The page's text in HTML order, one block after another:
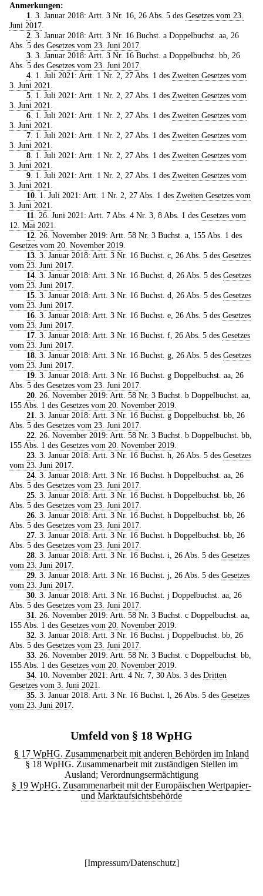
Anmerkungen:
1. 3. Januar 2018: Artt. 3 Nr. 16, 26 Abs. 5 des Gesetzes vom 23.
Juni 2017.
2. 3. Januar 2018: Artt. 3 Nr. 16 Buchst. a Doppelbuchst. aa, 26
Abs. 5 des Gesetzes vom 23. Juni 2017.
3. 3. Januar 2018: Artt. 3 Nr. 16 Buchst. a Doppelbuchst. bb, 26
Abs. 5 des Gesetzes vom 23. Juni 2017.
4. 1. Juli 2021: Artt. 1 Nr. 2, 27 Abs. 1 des Zweiten Gesetzes vom
3. Juni 2021.
5. 1. Juli 2021: Artt. 1 Nr. 2, 27 Abs. 1 des Zweiten Gesetzes vom
3. Juni 2021.
6. 1. Juli 2021: Artt. 1 Nr. 2, 27 Abs. 1 des Zweiten Gesetzes vom
3. Juni 2021.
7. 1. Juli 2021: Artt. 1 Nr. 2, 27 Abs. 1 des Zweiten Gesetzes vom
3. Juni 2021.
8. 1. Juli 2021: Artt. 1 Nr. 2, 27 Abs. 1 des Zweiten Gesetzes vom
3. Juni 2021.
9. 1. Juli 2021: Artt. 1 Nr. 2, 27 Abs. 1 des Zweiten Gesetzes vom
3. Juni 2021.
10. 1. Juli 2021: Artt. 1 Nr. 2, 27 Abs. 1 des Zweiten Gesetzes vom
3. Juni 2021.
11. 26. Juni 2021: Artt. 7 Abs. 4 Nr. 3, 8 Abs. 1 des Gesetzes vom
12. Mai 2021.
12. 26. November 2019: Artt. 58 Nr. 3 Buchst. a, 155 Abs. 1 des
Gesetzes vom 20. November 2019.
13. 3. Januar 2018: Artt. 3 Nr. 16 Buchst. c, 26 Abs. 5 des Gesetzes
vom 23. Juni 2017.
14. 3. Januar 2018: Artt. 3 Nr. 16 Buchst. d, 26 Abs. 5 des Gesetzes
vom 23. Juni 2017.
15. 3. Januar 2018: Artt. 3 Nr. 16 Buchst. d, 26 Abs. 5 des Gesetzes
vom 23. Juni 2017.
16. 3. Januar 2018: Artt. 3 Nr. 16 Buchst. e, 26 Abs. 5 des Gesetzes
vom 23. Juni 2017.
17. 3. Januar 2018: Artt. 3 Nr. 16 Buchst. f, 26 Abs. 5 des Gesetzes
vom 23. Juni 2017.
18. 3. Januar 2018: Artt. 3 Nr. 16 Buchst. g, 26 Abs. 5 des Gesetzes
vom 23. Juni 2017.
19. 3. Januar 2018: Artt. 3 Nr. 16 Buchst. g Doppelbuchst. aa, 26
Abs. 5 des Gesetzes vom 23. Juni 2017.
20. 26. November 2019: Artt. 58 Nr. 3 Buchst. b Doppelbuchst. aa,
155 Abs. 1 des Gesetzes vom 20. November 2019.
21. 3. Januar 2018: Artt. 3 Nr. 16 Buchst. g Doppelbuchst. bb, 26
Abs. 5 des Gesetzes vom 23. Juni 2017.
22. 26. November 2019: Artt. 58 Nr. 3 Buchst. b Doppelbuchst. bb,
155 Abs. 1 des Gesetzes vom 20. November 2019.
23. 3. Januar 2018: Artt. 3 Nr. 16 Buchst. h, 26 Abs. 5 des Gesetzes
vom 23. Juni 2017.
24. 3. Januar 2018: Artt. 3 Nr. 16 Buchst. h Doppelbuchst. aa, 26
Abs. 5 des Gesetzes vom 23. Juni 2017.
25. 3. Januar 2018: Artt. 3 Nr. 16 Buchst. h Doppelbuchst. bb, 26
Abs. 5 des Gesetzes vom 23. Juni 2017.
26. 3. Januar 2018: Artt. 3 Nr. 16 Buchst. h Doppelbuchst. bb, 26
Abs. 5 des Gesetzes vom 23. Juni 2017.
27. 3. Januar 2018: Artt. 3 Nr. 16 Buchst. h Doppelbuchst. bb, 26
Abs. 5 des Gesetzes vom 23. Juni 2017.
28. 3. Januar 2018: Artt. 3 Nr. 16 Buchst. i, 26 Abs. 5 des Gesetzes
vom 23. Juni 2017.
29. 3. Januar 2018: Artt. 3 Nr. 16 Buchst. j, 26 Abs. 5 des Gesetzes
vom 23. Juni 2017.
30. 3. Januar 2018: Artt. 3 Nr. 16 Buchst. j Doppelbuchst. aa, 26
Abs. 5 des Gesetzes vom 23. Juni 2017.
31. 26. November 2019: Artt. 58 Nr. 3 Buchst. c Doppelbuchst. aa,
155 Abs. 1 des Gesetzes vom 20. November 2019.
32. 3. Januar 2018: Artt. 3 Nr. 16 Buchst. j Doppelbuchst. bb, 26
Abs. 5 des Gesetzes vom 23. Juni 2017.
33. 26. November 2019: Artt. 58 Nr. 3 Buchst. c Doppelbuchst. bb,
155 Abs. 1 des Gesetzes vom 20. November 2019.
34. 10. November 2021: Artt. 4 Nr. 7, 30 Abs. 3 des Dritten
Gesetzes vom 3. Juni 2021.
35. 3. Januar 2018: Artt. 3 Nr. 16 Buchst. l, 26 Abs. 5 des Gesetzes
vom 23. Juni 2017.
Umfeld von § 18 WpHG
§ 17 WpHG. Zusammenarbeit mit anderen Behörden im Inland
§ 18 WpHG. Zusammenarbeit mit zuständigen Stellen im
Ausland; Verordnungsermächtigung
§ 19 WpHG. Zusammenarbeit mit der Europäischen Wertpapier-
und Marktaufsichtsbehörde
[Impressum/Datenschutz]